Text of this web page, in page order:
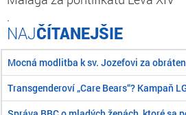
.
ČÍTANEJŠIE
Mocná modlitba k sv. Jozefovi za
Transgenderoví „Care Bears“? Kampaň